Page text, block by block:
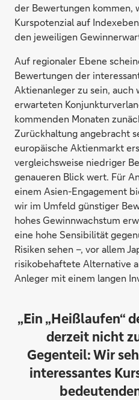
der Bewertungen kommen,
Kurspotenzial auf
den jeweiligen
Auf regionaler Ebene
Bewertungen der
Aktienanleger zu sein, auch
erwarteten
kommenden Monaten
Zurückhaltung angebracht
europäische Aktienmarkt
vergleichsweise niedriger
genaueren Blick wert. Für
einem Asien-Engagement
wir im Umfeld günstiger
hohes Gewinnwachstum
eine hohe Sensibilität
Risiken sehen –, vor allem
risikobehaftete Alternative
Anleger mit einem langen
„Ein „Heißlaufen“
derzeit nicht
Gegenteil: Wir
interessantes